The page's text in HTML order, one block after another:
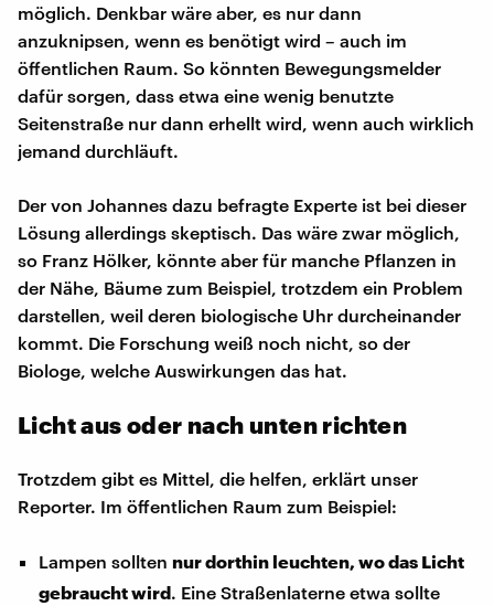
möglich. Denkbar wäre aber, es nur dann
anzuknipsen, wenn es benötigt wird – auch im
öffentlichen Raum. So könnten Bewegungsmelder
dafür sorgen, dass etwa eine wenig benutzte
Seitenstraße nur dann erhellt wird, wenn auch wirklich
jemand durchläuft.
Der von Johannes dazu befragte Experte ist bei dieser
Lösung allerdings skeptisch. Das wäre zwar möglich,
so Franz Hölker, könnte aber für manche Pflanzen in
der Nähe, Bäume zum Beispiel, trotzdem ein Problem
darstellen, weil deren biologische Uhr durcheinander
kommt. Die Forschung weiß noch nicht, so der
Biologe, welche Auswirkungen das hat.
Licht aus oder nach unten richten
Trotzdem gibt es Mittel, die helfen, erklärt unser
Reporter. Im öffentlichen Raum zum Beispiel:
Lampen solltennur dorthin leuchten, wo das Licht
gebraucht wird. Eine Straßenlaterne etwa sollte